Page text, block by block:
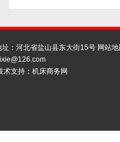
：河北省盐山县东大街15号 网站
术支持： 机床商务网